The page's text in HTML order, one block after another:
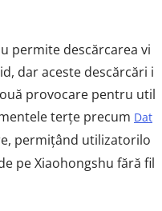
permite descărcarea vi
dar aceste descărcări i
provocare pentru util
terțe precum Dat
permițând utilizatorilo
pe Xiaohongshu fără fil